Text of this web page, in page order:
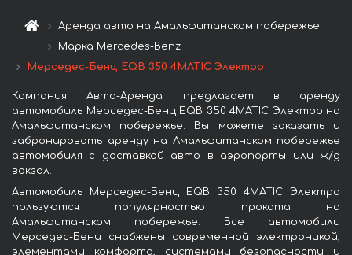
Аренда авто на Амальфитанском побережье
Марка Mercedes-Benz
Мерседес-Бенц EQB 350 4MATIC Электро
Компания Авто-Аренда предлагает в аренду
автомобиль Мерседес-Бенц EQB 350 4MATIC Электро на
Амальфитанском побережье. Вы можете заказать и
забронировать аренду на Амальфитанском побережье
автомобиля с доставкой авто в аэропорты или ж/д
вокзал.
Автомобиль Мерседес-Бенц EQB 350 4MATIC Электро
пользуются популярностью проката на
Амальфитанском побережье. Все автомобили
Мерседес-Бенц снабжены современной электроникой,
элементами комфорта, системами безопасности и